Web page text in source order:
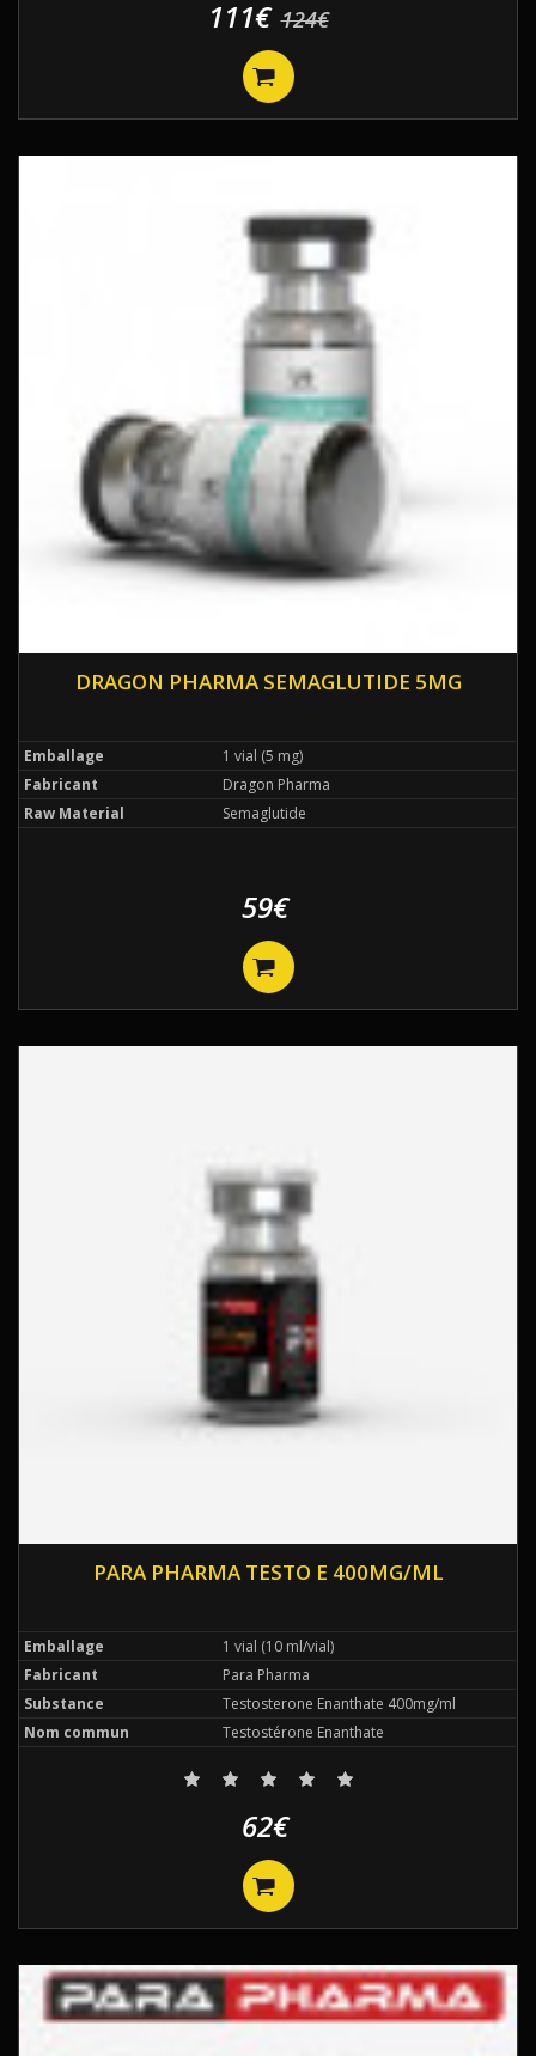
111€ 124€
DRAGON PHARMA SEMAGLUTIDE 5MG
Emballage
1 vial (5 mg)
Fabricant
Dragon Pharma
Raw Material
Semaglutide
59€
PARA PHARMA TESTO E 400MG/ML
Emballage
1 vial (10 ml/vial)
Fabricant
Para Pharma
Substance
Testosterone Enanthate 400mg/ml
Nom commun
Testostérone Enanthate
62€